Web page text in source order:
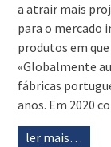
a atrair mais
para o mercado
produtos em
«Globalmente
fábricas
anos. Em 2020
ler mais…